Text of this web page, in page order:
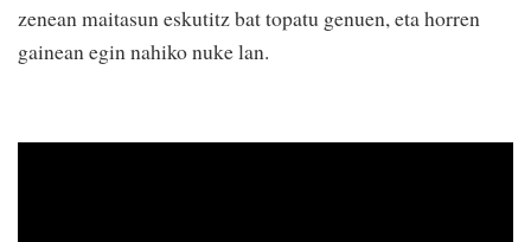
zenean maitasun eskutitz bat topatu genuen, eta horren
gainean egin nahiko nuke lan.